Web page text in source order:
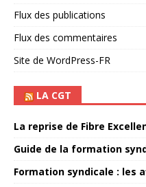
Flux des publications
Flux des commentaires
Site de WordPress-FR
LA CGT
La reprise de Fibre
Guide de la formation
Formation syndicale : les